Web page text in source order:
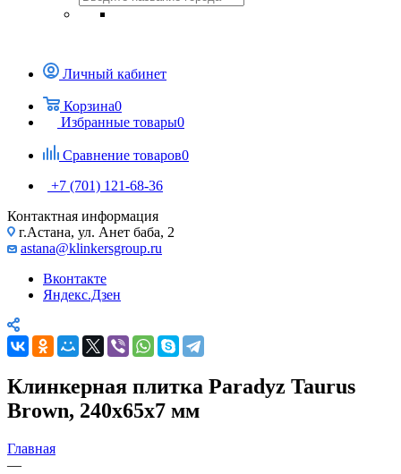
Личный кабинет
Корзина0
Избранные товары0
Сравнение товаров0
+7 (701) 121-68-36
Контактная информация
г.Астана, ул. Анет баба, 2
astana@klinkersgroup.ru
Вконтакте
Яндекс.Дзен
Клинкерная плитка Paradyz Taurus
Brown, 240х65х7 мм
Главная
—